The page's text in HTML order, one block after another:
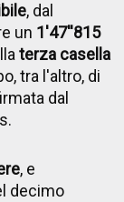
, dal
un 1'47''815
terza casella
tra l'altro, di
dal
, e
decimo